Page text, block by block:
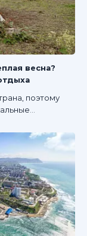
весна?
поэтому